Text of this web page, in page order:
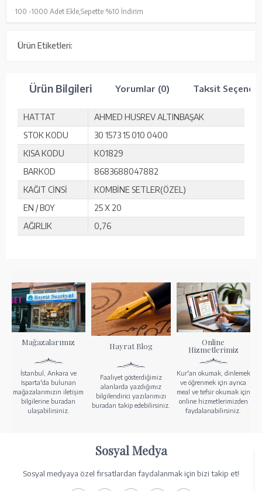
100 -1000 Adet Ekle, Sepette %10 İndirim
Ürün Etiketleri:
Ürün Bilgileri Yorumlar (0) Taksit
HATTAT
AHMED HUSREV ALTINBAŞAK
STOK KODU
30 1573 15 010 0400
KISA KODU
KO1829
BARKOD
8683688047882
KAĞIT CİNSİ
KOMBİNE SETLER(ÖZEL)
EN / BOY
25 X 20
AĞIRLIK
0,76
Mağazalarımız
İstanbul, Ankara ve
Isparta'da bulunan
mağazalarımızın iletişim
bilgilerine buradan
ulaşabilirsiniz.
Hayrat Blog
Faaliyet gösterdiğimiz
alanlarda yazdığımız
bilgilendirici yazılarımızı
buradan takip edebilirsiniz.
Online
Hizmetlerimiz
Kur'an okumak, dinlemek
ve öğrenmek için ayrıca
meal ve tefsir okumak için
online hizmetlerimizden
faydalanabilirsiniz.
Sosyal Medya
Sosyal medyaya özel fırsatlardan faydalanmak için bizi takip et!